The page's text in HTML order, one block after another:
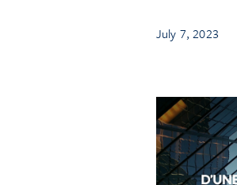
July 7, 2023